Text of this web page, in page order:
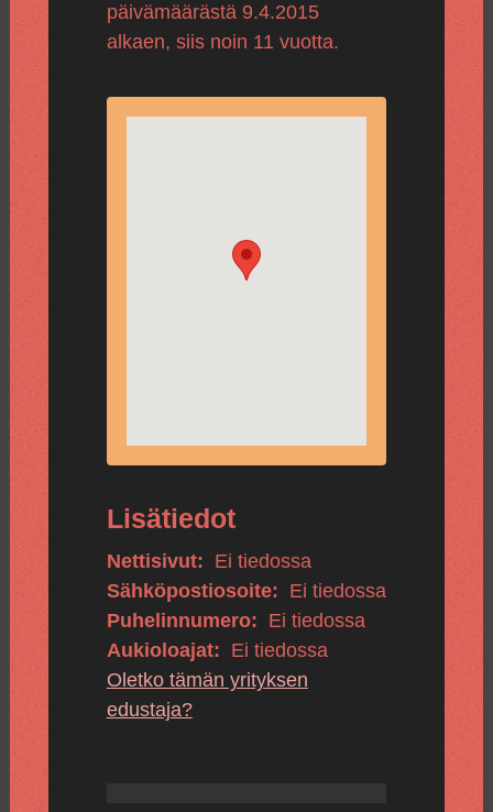
päivämäärästä 9.4.2015
alkaen, siis noin 11 vuotta.
Lisätiedot
Nettisivut: Ei tiedossa
Sähköpostiosoite: Ei tiedossa
Puhelinnumero: Ei tiedossa
Aukioloajat: Ei tiedossa
Oletko tämän yrityksen
edustaja?